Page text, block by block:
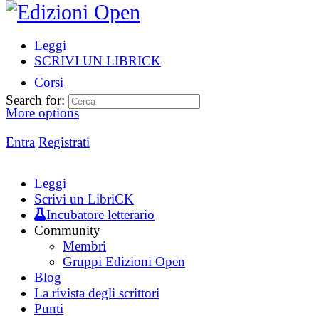
Leggi
SCRIVI UN LIBRICK
Corsi
More options
Entra Registrati
Search for:
Leggi
Scrivi un LibriCK
Incubatore letterario
Community
Membri
Gruppi Edizioni Open
Blog
La rivista degli scrittori
Punti